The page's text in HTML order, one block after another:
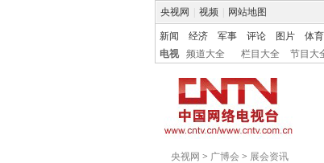
央视网 视频 网站地图
新闻 经济 军事 评论 图片 体育
电视
频道大全 栏目大全 节目大
央视网 > 广博会 > 展会资讯